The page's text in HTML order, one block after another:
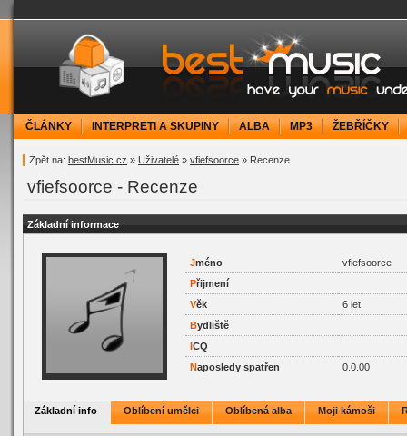
bestMusic.cz - Have your music under
ČLÁNKY INTERPRETI A SKUPINY ALBA MP3 ŽEBŘÍČKY
Zpět na: bestMusic.cz » Uživatelé » vfiefsoorce » Recenze
vfiefsoorce - Recenze
Základní informace
Jméno
vfiefsoorce
Přijmení
Věk
6 let
Bydliště
ICQ
Naposledy spatřen 0.0.00
Základní info Oblíbení umělci Oblíbená alba Moji kámoši